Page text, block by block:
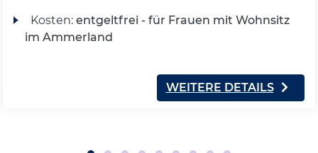
Kosten: entgeltfrei - für Frauen mit Wohnsitz
im Ammerland
WEITERE DETAILS